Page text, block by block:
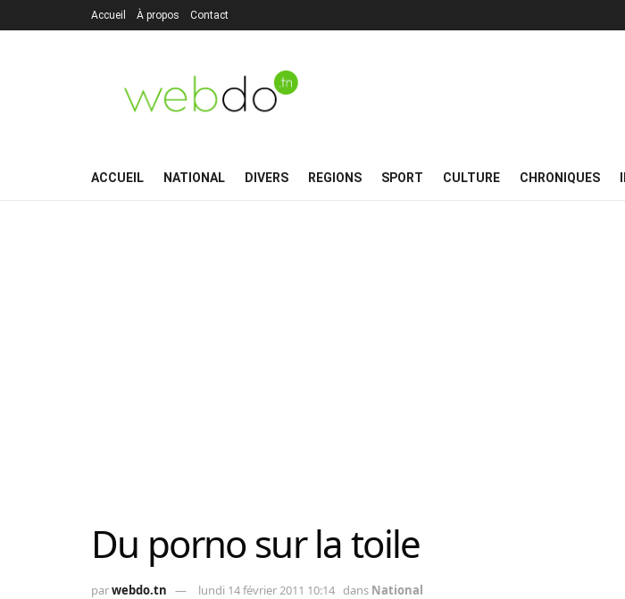
Accueil À propos Contact
ACCUEIL NATIONAL DIVERS REGIONS SPORT CULTURE CHRONIQUES
Du porno sur la toile
parwebdo.tn lundi 14 février 2011 10:14 dans National